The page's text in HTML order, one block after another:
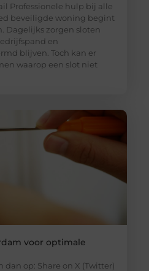
Professionele hulp bij alle
beveiligde woning begint
Dagelijks zorgen sloten
en
blijven. Toch kan er
waarop een slot niet
voor optimale
dan op: Share on X (Twitter)